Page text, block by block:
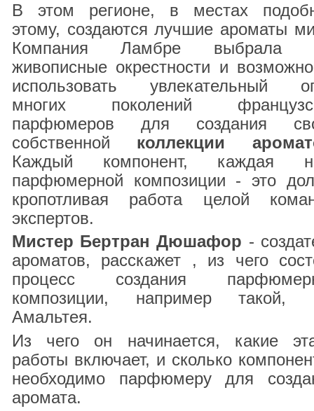
В этом регионе, в местах
этому, создаются лучшие ароматы
Компания Ламбре выбрала
живописные окрестности и
использовать увлекательный
многих поколений
парфюмеров для создания
собственной коллекции
Каждый компонент, каждая
парфюмерной композиции - это
кропотливая работа целой
экспертов.
Мистер Бертран Дюшафор -
ароматов, расскажет , из чего
процесс создания
композиции, например такой,
Амальтея.
Из чего он начинается, какие
работы включает, и сколько
необходимо парфюмеру для
аромата.